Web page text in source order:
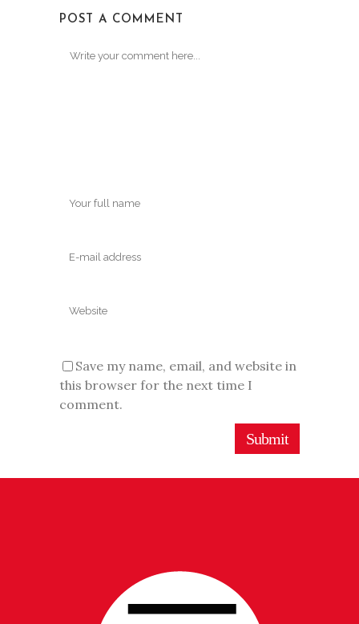
POST A COMMENT
Save my name, email, and website in
this browser for the next time I
comment.